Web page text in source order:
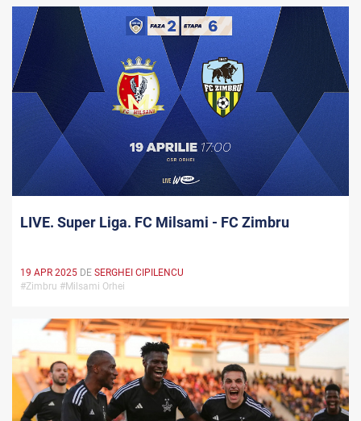
LIVE. Super Liga. FC Milsami - FC Zimbru
19 APR 2025 DE SERGHEI CIPILENCU
#Zimbru #Milsami Orhei